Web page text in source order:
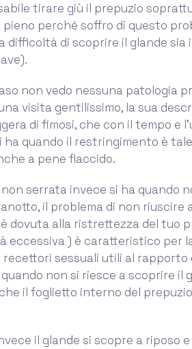
tirare giù il prepuzio
perché soffro di questo
difficoltà di scoprire il glande sia
non vedo nessuna patologia
visita gentilissimo, la sua
di fimosi, che con il tempo e
ha quando il restringimento è
a pene flaccido.
serrata invece si ha quando
il problema di non riuscire
dovuta alla ristrettezza del tuo
eccessiva ) è caratteristico per
recettori sessuali utili al
non si riesce a scoprire il
il foglietto interno del
il glande si scopre a riposo